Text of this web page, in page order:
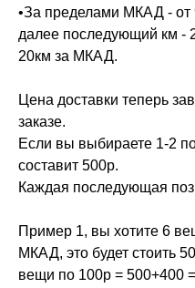
•За пределами МКАД - от
далее последующий км -
20км за МКАД.
Цена доставки теперь
заказе.
Если вы выбираете 1-2
составит 500р.
Каждая последующая
Пример 1, вы хотите 6
МКАД, это будет стоить
вещи по 100р = 500+400